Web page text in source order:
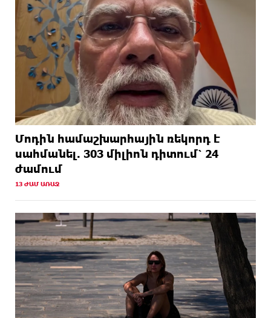
Մոդին համաշխարհային ռեկորդ է
սահմանել. 303 միլիոն դիտում՝ 24
ժամում
13 ԺԱՄ ԱՌԱՋ